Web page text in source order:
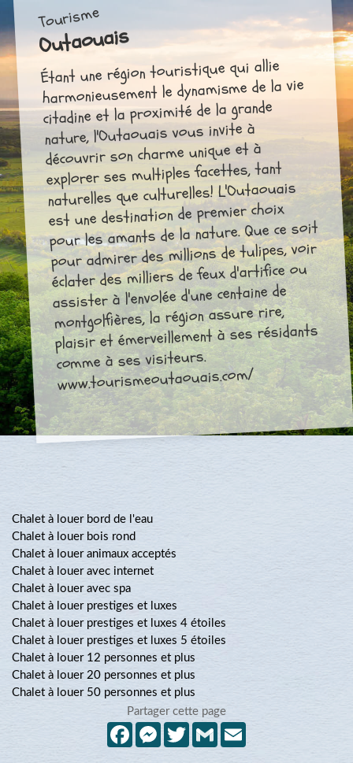
Tourisme
Outaouais
Étant une région touristique qui allie
harmonieusement le dynamisme de la vie
citadine et la proximité de la grande
nature, l'Outaouais vous invite à
découvrir son charme unique et à
explorer ses multiples facettes, tant
naturelles que culturelles! L'Outaouais
est une destination de premier choix
pour les amants de la nature. Que ce soit
pour admirer des millions de tulipes, voir
éclater des milliers de feux d'artifice ou
assister à l'envolée d'une centaine de
montgolfières, la région assure rire,
plaisir et émerveillement à ses résidants
comme à ses visiteurs.
www.tourismeoutaouais.com/
Chalet à louer bord de l'eau
Chalet à louer bois rond
Chalet à louer animaux acceptés
Chalet à louer avec internet
Chalet à louer avec spa
Chalet à louer prestiges et luxes
Chalet à louer prestiges et luxes 4 étoiles
Chalet à louer prestiges et luxes 5 étoiles
Chalet à louer 12 personnes et plus
Chalet à louer 20 personnes et plus
Chalet à louer 50 personnes et plus
Partager cette page
FacebookMessenger
TwitterGmail